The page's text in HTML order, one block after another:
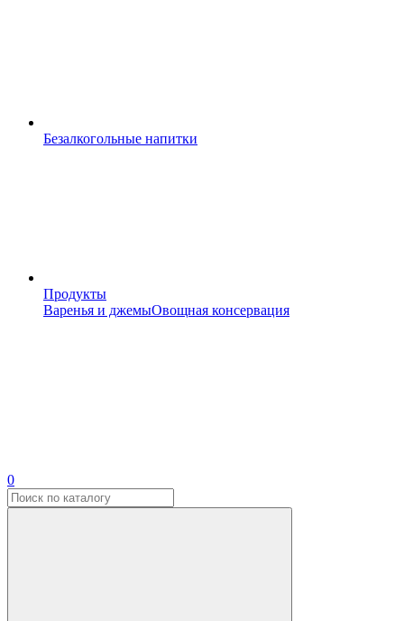
Безалкогольные напитки
Продукты
Варенья и джемыОвощная консервация
0